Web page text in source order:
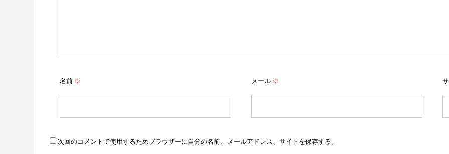
名前 ※ メール ※
次回のコメントで使用するためブラウザーに自分の名前、メールアドレス、サイトを保存する。